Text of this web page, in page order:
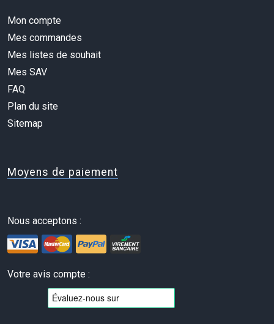
Mon compte
Mes commandes
Mes listes de souhait
Mes SAV
FAQ
Plan du site
Sitemap
Moyens de paiement
Nous acceptons :
Votre avis compte :